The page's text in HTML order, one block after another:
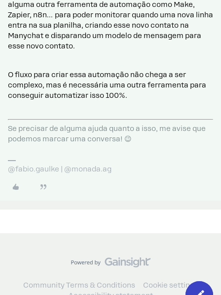
alguma outra ferramenta de automação como Make,
Zapier, n8n… para poder monitorar quando uma nova linha
entra na sua planilha, criando esse novo contato na
Manychat e disparando um modelo de mensagem para
esse novo contato.
O fluxo para criar essa automação não chega a ser
complexo, mas é necessária uma outra ferramenta para
conseguir automatizar isso 100%.
Se precisar de alguma ajuda quanto a isso, me avise que
podemos marcar uma conversa! 😉
@fabio.gaulke | @monada.ag
Community Terms & Conditions
Cookie settings